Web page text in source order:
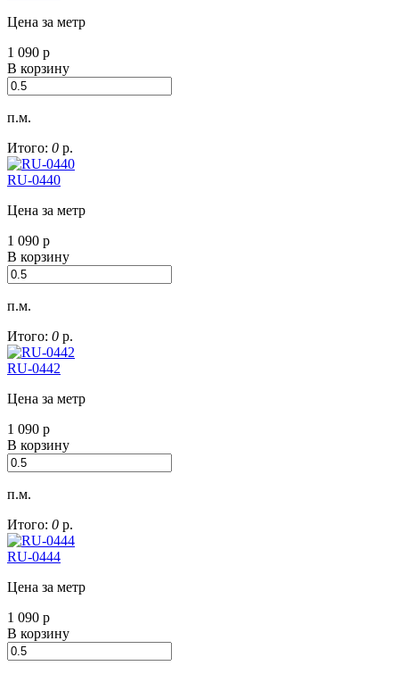
Цена за метр
1 090 р
В корзину
п.м.
Итого: 0 р.
RU-0440
Цена за метр
1 090 р
В корзину
п.м.
Итого: 0 р.
RU-0442
Цена за метр
1 090 р
В корзину
п.м.
Итого: 0 р.
RU-0444
Цена за метр
1 090 р
В корзину